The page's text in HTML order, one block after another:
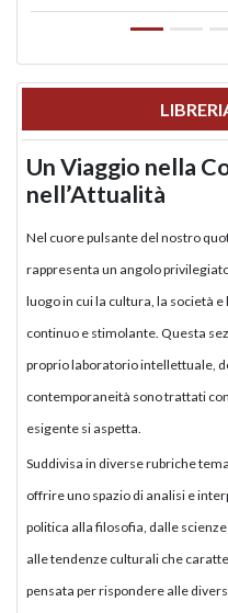
Un Viaggio nella
nell’Attualità
Nel cuore pulsante del nostro
rappresenta un angolo
luogo in cui la cultura, la società
continuo e stimolante. Questa
proprio laboratorio intellettuale,
contemporaneità sono trattati
esigente si aspetta.
Suddivisa in diverse rubriche
offrire uno spazio di analisi e
politica alla filosofia, dalle
alle tendenze culturali che
pensata per rispondere alle